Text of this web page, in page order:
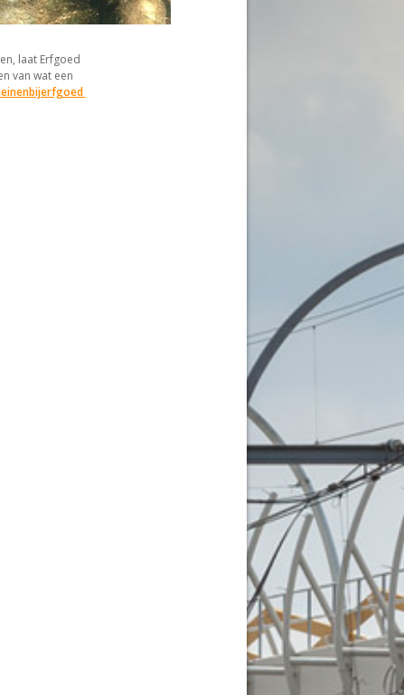
laat Erfgoed
van wat een